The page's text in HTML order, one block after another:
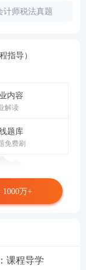
计师税法真题
指导）
内容
解读
题库
免费刷
1000万+
课程导学